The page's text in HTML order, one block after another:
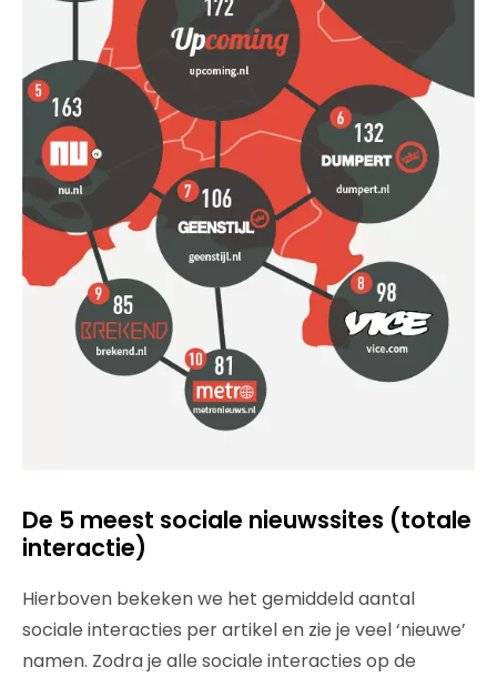
De 5 meest sociale nieuwssites (totale
interactie)
Hierboven bekeken we het gemiddeld aantal
sociale interacties per artikel en zie je veel ‘nieuwe’
namen. Zodra je alle sociale interacties op de